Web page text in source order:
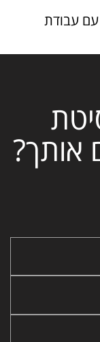
30 ש"ס – עם עבודת
אותך?